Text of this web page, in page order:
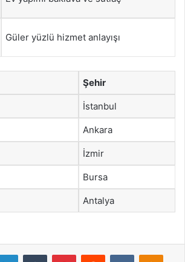
Güler yüzlü hizmet anlayışı
Şehir
İstanbul
Ankara
İzmir
Bursa
Antalya
LinkedInTumblr PinterestReddit VKontakte